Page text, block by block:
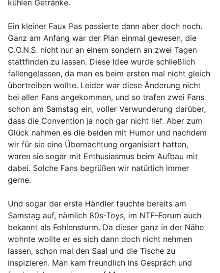
kühlen Getränke.
Ein kleiner Faux Pas passierte dann aber doch noch.
Ganz am Anfang war der Plan einmal gewesen, die
C.O.N.S. nicht nur an einem sondern an zwei Tagen
stattfinden zu lassen. Diese Idee wurde schließlich
fallengelassen, da man es beim ersten mal nicht gleich
übertreiben wollte. Leider war diese Änderung nicht
bei allen Fans angekommen, und so trafen zwei Fans
schon am Samstag ein, voller Verwunderung darüber,
dass die Convention ja noch gar nicht lief. Aber zum
Glück nahmen es die beiden mit Humor und nachdem
wir für sie eine Übernachtung organisiert hatten,
waren sie sogar mit Enthusiasmus beim Aufbau mit
dabei. Solche Fans begrüßen wir natürlich immer
gerne.
Und sogar der erste Händler tauchte bereits am
Samstag auf, nämlich 80s-Toys, im NTF-Forum auch
bekannt als Fohlensturm. Da dieser ganz in der Nähe
wohnte wollte er es sich dann doch nicht nehmen
lassen, schon mal den Saal und die Tische zu
inspizieren. Man kam freundlich ins Gespräch und